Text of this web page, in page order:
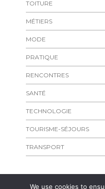
TOITURE
MÉTIERS
MODE
PRATIQUE
RENCONTRES
SANTÉ
TECHNOLOGIE
TOURISME-SÉJOURS
TRANSPORT
We use cookies to